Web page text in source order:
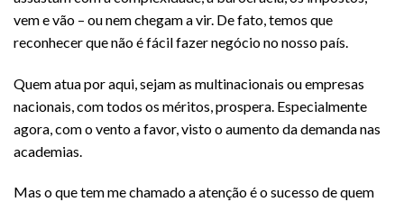
vem e vão – ou nem chegam a vir. De fato, temos que
reconhecer que não é fácil fazer negócio no nosso país.
Quem atua por aqui, sejam as multinacionais ou empresas
nacionais, com todos os méritos, prospera. Especialmente
agora, com o vento a favor, visto o aumento da demanda nas
academias.
Mas o que tem me chamado a atenção é o sucesso de quem